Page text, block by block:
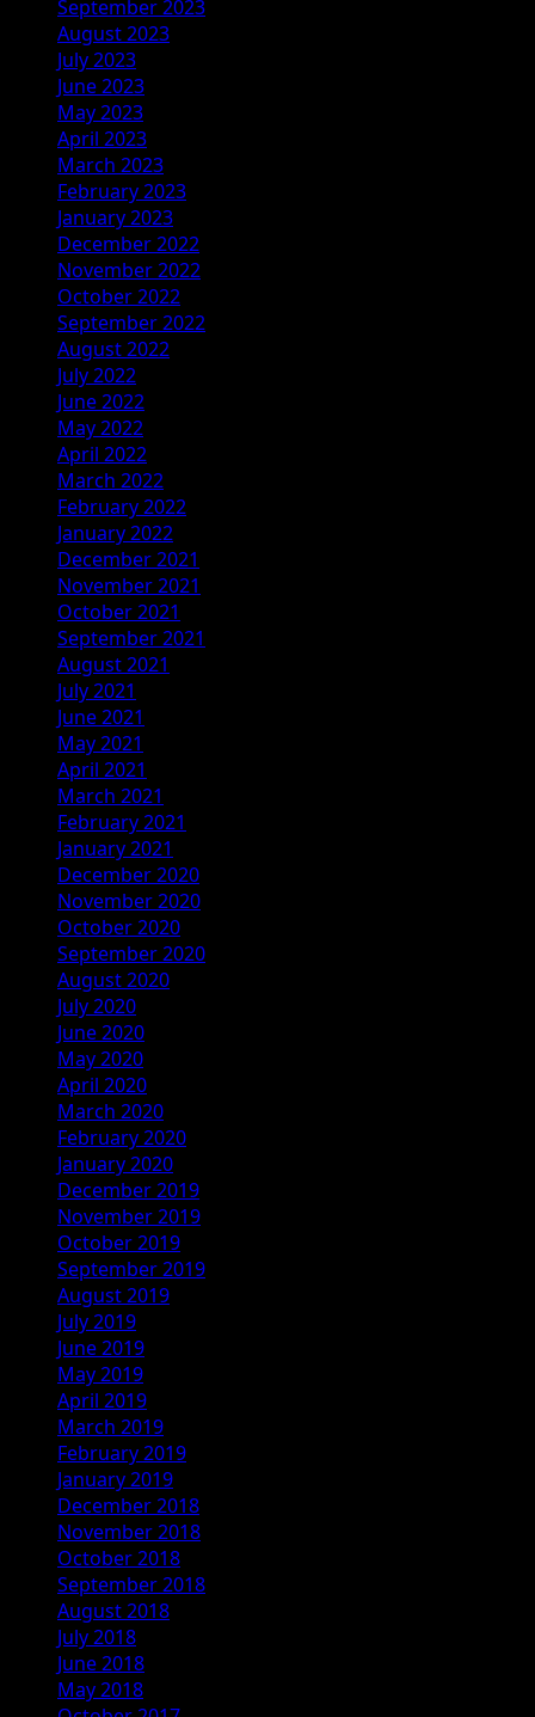
September 2023
August 2023
July 2023
June 2023
May 2023
April 2023
March 2023
February 2023
January 2023
December 2022
November 2022
October 2022
September 2022
August 2022
July 2022
June 2022
May 2022
April 2022
March 2022
February 2022
January 2022
December 2021
November 2021
October 2021
September 2021
August 2021
July 2021
June 2021
May 2021
April 2021
March 2021
February 2021
January 2021
December 2020
November 2020
October 2020
September 2020
August 2020
July 2020
June 2020
May 2020
April 2020
March 2020
February 2020
January 2020
December 2019
November 2019
October 2019
September 2019
August 2019
July 2019
June 2019
May 2019
April 2019
March 2019
February 2019
January 2019
December 2018
November 2018
October 2018
September 2018
August 2018
July 2018
June 2018
May 2018